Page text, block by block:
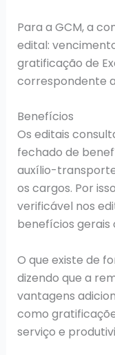
Para a GCM, a
edital:
gratificação de
correspondente
Benefícios
Os editais
fechado de
auxílio-
os cargos. Por
verificável nos
benefícios gerais
O que existe de
dizendo que a
vantagens
como
serviço e